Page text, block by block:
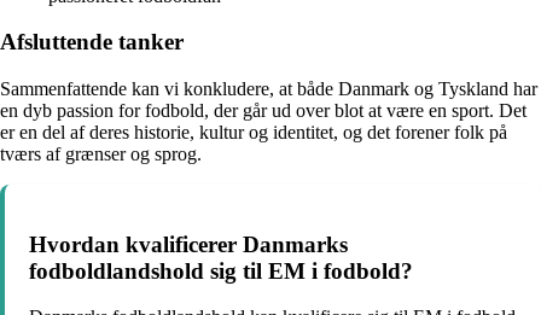
Afsluttende tanker
Sammenfattende kan vi konkludere, at både Danmark og Tyskland har
en dyb passion for fodbold, der går ud over blot at være en sport. Det
er en del af deres historie, kultur og identitet, og det forener folk på
tværs af grænser og sprog.
Hvordan kvalificerer Danmarks
fodboldlandshold sig til EM i fodbold?